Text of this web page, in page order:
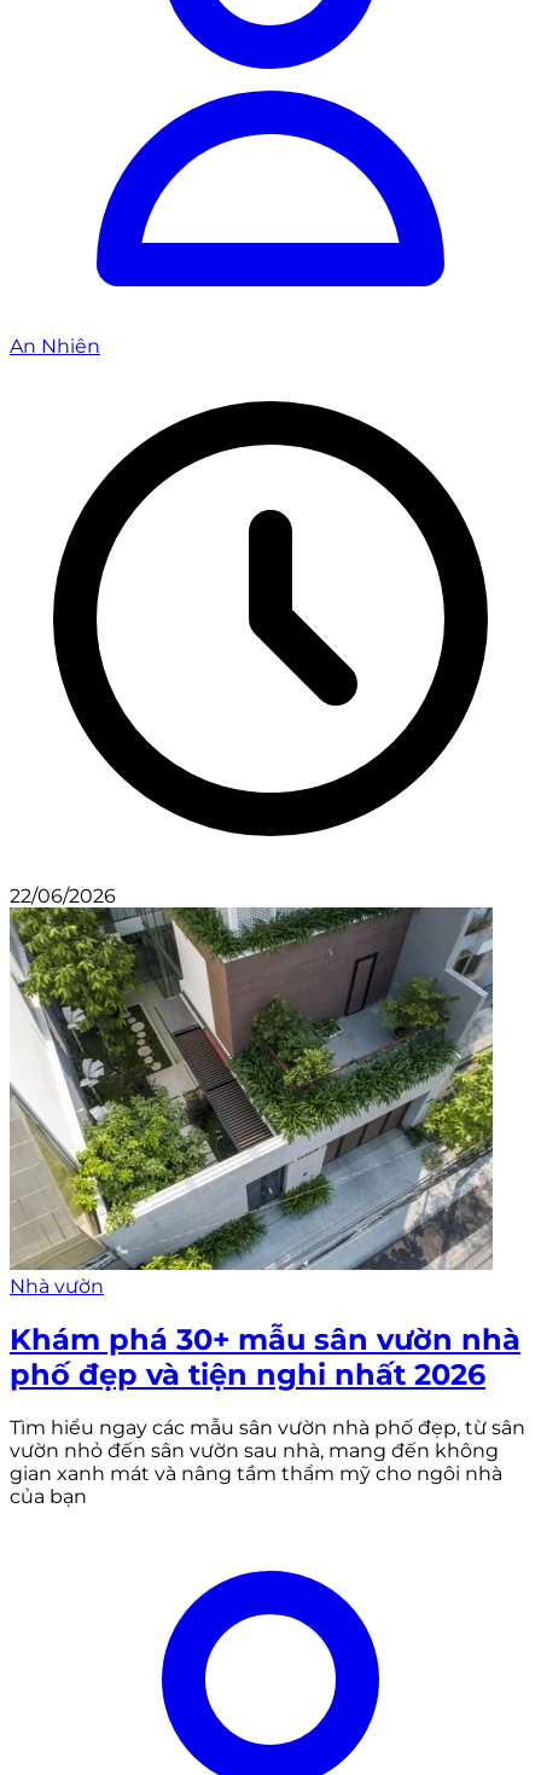
An Nhiên
22/06/2026
Nhà vườn
Khám phá 30+ mẫu sân vườn nhà
phố đẹp và tiện nghi nhất 2026
Tìm hiểu ngay các mẫu sân vườn nhà phố đẹp, từ sân
vườn nhỏ đến sân vườn sau nhà, mang đến không
gian xanh mát và nâng tầm thẩm mỹ cho ngôi nhà
của bạn